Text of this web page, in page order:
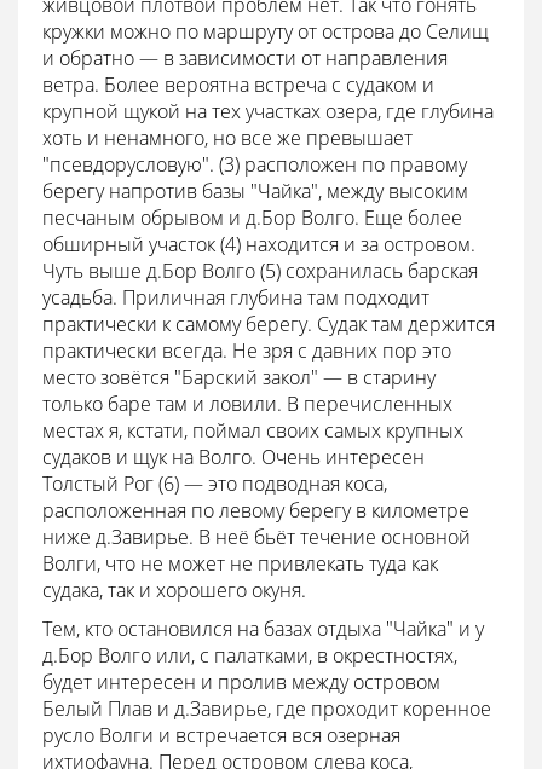
кружки можно по маршруту от острова до Селищ
и обратно — в зависимости от направления
ветра. Более вероятна встреча с судаком и
крупной щукой на тех участках озера, где глубина
хоть и ненамного, но все же превышает
"псевдорусловую". (3) расположен по правому
берегу напротив базы "Чайка", между высоким
песчаным обрывом и д.Бор Волго. Еще более
обширный участок (4) находится и за островом.
Чуть выше д.Бор Волго (5) сохранилась барская
усадьба. Приличная глубина там подходит
практически к самому берегу. Судак там держится
практически всегда. Не зря с давних пор это
место зовётся "Барский закол" — в старину
только баре там и ловили. В перечисленных
местах я, кстати, поймал своих самых крупных
судаков и щук на Волго. Очень интересен
Толстый Рог (6) — это подводная коса,
расположенная по левому берегу в километре
ниже д.Завирье. В неё бьёт течение основной
Волги, что не может не привлекать туда как
судака, так и хорошего окуня.
Тем, кто остановился на базах отдыха "Чайка" и у
д.Бор Волго или, с палатками, в окрестностях,
будет интересен и пролив между островом
Белый Плав и д.Завирье, где проходит коренное
русло Волги и встречается вся озерная
ихтиофауна. Перед островом слева коса,